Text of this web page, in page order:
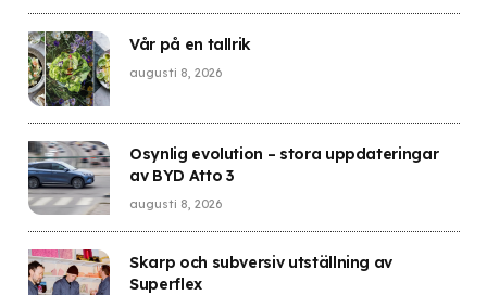
Vår på en tallrik
augusti 8, 2026
Osynlig evolution – stora uppdateringar
av BYD Atto 3
augusti 8, 2026
Skarp och subversiv utställning av
Superflex